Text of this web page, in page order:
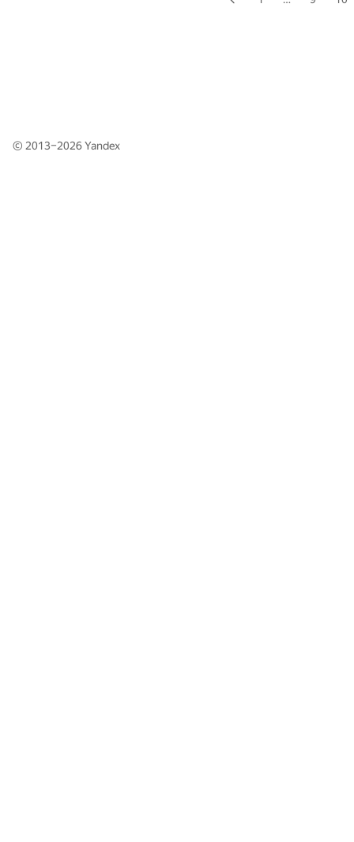
© 2013–2026Yandex